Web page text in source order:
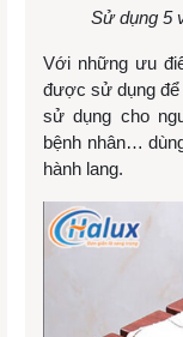
Sử dụng 5
Với những ưu
được sử dụng để
sử dụng cho
bệnh nhân…
hành lang.